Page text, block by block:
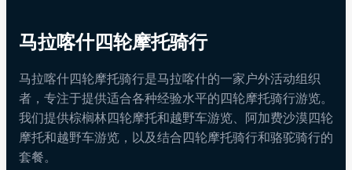
马拉喀什四轮摩托骑行
马拉喀什四轮摩托骑行是马拉喀什的一家户外活动组织
者，专注于提供适合各种经验水平的四轮摩托骑行游览。
我们提供棕榈林四轮摩托和越野车游览、阿加费沙漠四轮
摩托和越野车游览，以及结合四轮摩托骑行和骆驼骑行的
套餐。